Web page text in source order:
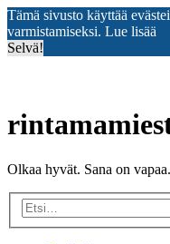
Tämä sivusto käyttää
varmistamiseksi. Lue lisää
Selvä!
Olkaa hyvät. Sana on vapaa.